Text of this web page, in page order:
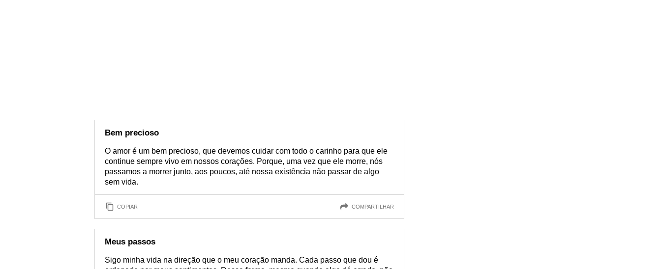
Bem precioso
O amor é um bem precioso, que devemos cuidar com todo o carinho para que ele
continue sempre vivo em nossos corações. Porque, uma vez que ele morre, nós
passamos a morrer junto, aos poucos, até nossa existência não passar de algo
sem vida.
COPIAR COMPARTILHAR
Meus passos
Sigo minha vida na direção que o meu coração manda. Cada passo que dou é